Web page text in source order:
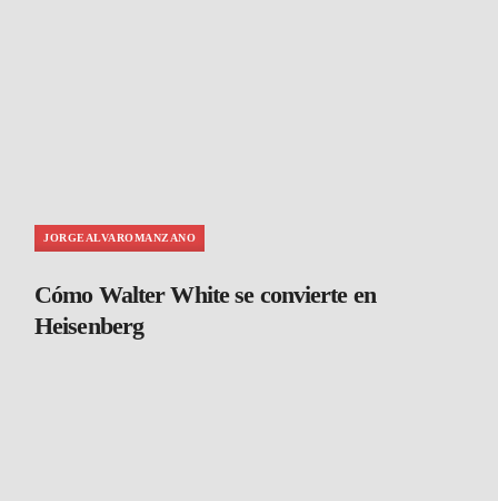
JORGEALVAROMANZANO
Cómo Walter White se convierte en
Heisenberg